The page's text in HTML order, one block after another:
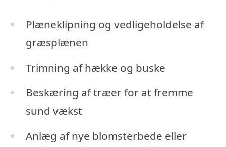
Plæneklipning og vedligeholdelse af
græsplænen
Trimning af hække og buske
Beskæring af træer for at fremme
sund vækst
Anlæg af nye blomsterbede eller